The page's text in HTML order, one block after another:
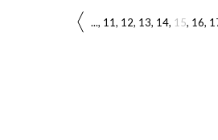
... 11 12 13 14 15 16